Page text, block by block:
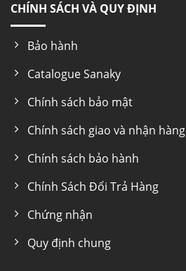
CHÍNH SÁCH VÀ QUY ĐỊNH
Bảo hành
Catalogue Sanaky
Chính sách bảo mật
Chính sách giao và nhận hàng
Chính sách bảo hành
Chính Sách Đổi Trả Hàng
Chứng nhận
Quy định chung